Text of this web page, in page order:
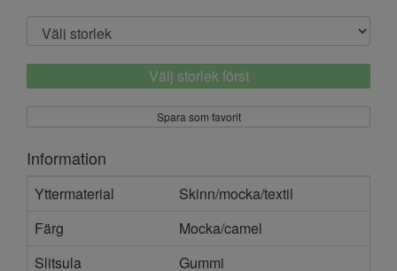
Välj storlek först
Spara som favorit
Information
Yttermaterial
Skinn/mocka/textil
Färg
Mocka/camel
Slitsula
Gummi